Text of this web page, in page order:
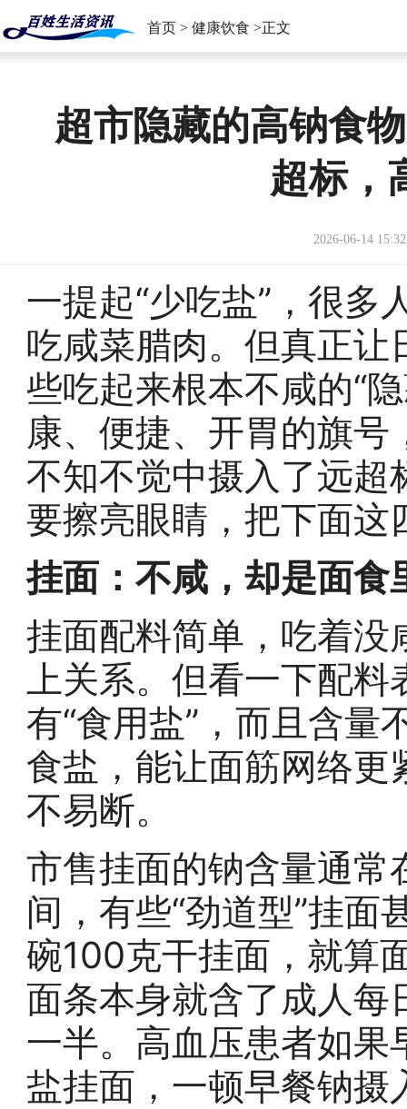
首页 > 健康饮食 >正文
超市隐藏的高钠食
超标，
2026-06-14
一提起“少吃盐”，很多
吃咸菜腊肉。但真正
些吃起来根本不咸的“
康、便捷、开胃的旗
不知不觉中摄入了远
要擦亮眼睛，把下面
挂面：不咸，却是面食
挂面配料简单，吃着没
上关系。但看一下配
有“食用盐”，而且含量
食盐，能让面筋网络
不易断。
市售挂面的钠含量通
间，有些“劲道型”挂
碗100克干挂面，就算
面条本身就含了成人
一半。高血压患者如
盐挂面，一顿早餐钠摄